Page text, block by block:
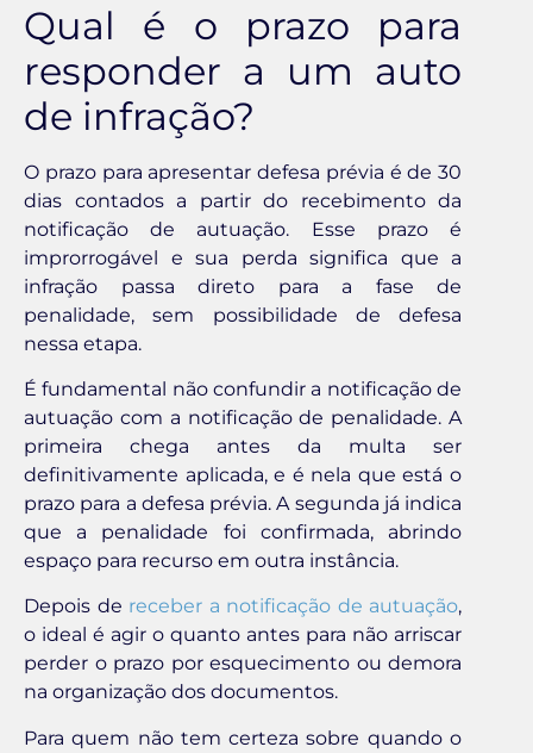
Qual é o prazo para
responder a um auto
de infração?
O prazo para apresentar defesa prévia é de 30
dias contados a partir do recebimento da
notificação de autuação. Esse prazo é
improrrogável e sua perda significa que a
infração passa direto para a fase de
penalidade, sem possibilidade de defesa
nessa etapa.
É fundamental não confundir a notificação de
autuação com a notificação de penalidade. A
primeira chega antes da multa ser
definitivamente aplicada, e é nela que está o
prazo para a defesa prévia. A segunda já indica
que a penalidade foi confirmada, abrindo
espaço para recurso em outra instância.
Depois de receber a notificação de autuação,
o ideal é agir o quanto antes para não arriscar
perder o prazo por esquecimento ou demora
na organização dos documentos.
Para quem não tem certeza sobre quando o